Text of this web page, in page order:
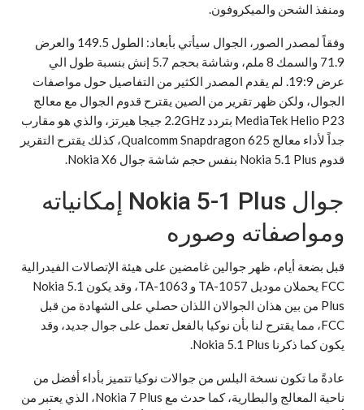
ومنفذ الشحن والميكروفون.
وفقاً لمصدر الصور، الجوال سيأتي بأبعاد: الطول 149.5 والعرض
71.9 والسمك 8 ملم، وشاشة بحجم 5.7 إنش بنسبة طول الي
عرض 19:9. لم يقدم المصدر الكثير من التفاصيل حول مواصفات
الجوال، ولكن ظهر تقرير من الصين يقترح قدوم الجوال مع معالج
MediaTek Helio P23 بتردد 2.2GHz جيجا هيرتز، والذي هو مقارب
جداً لأداء معالج Qualcomm Snapdragon 625، كذلك يقترح التقرير
قدوم Nokia 5.1 Plus بنفس حجم شاشة جوال Nokia X6.
جوال Nokia 5-1 Plus إمكانياته
ومواصفاته وصوره
قبل بضعة أيام، ظهر جوالين غامضين على هيئة الإتصالات الفيدرالية
FCC يحملان موديل TA-1057 و TA-1063، وقد يكون Nokia 5.1
Plus من بين هذان الجوالان اللذان حصلي على الشهادة من قبل
FCC، مما يقترح لنا بأن نوكيا بالفعل تعمل على جوال جديد، وقد
يكون كما ذكرنا Nokia 5.1 Plus.
عادةً ما تكون نسخة البلس من جوالات نوكيا تتميز بأداء أفضل من
ناحية المعالج والبطارية، كما حدث مع Nokia 7 Plus، الذي يعتبر من